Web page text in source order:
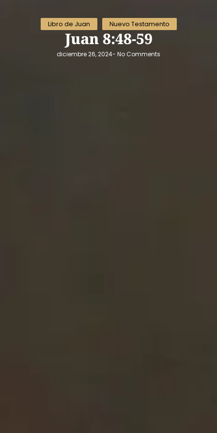
Libro de Juan Nuevo Testamento
Juan 8:48-59
diciembre 26, 2024- No Comments